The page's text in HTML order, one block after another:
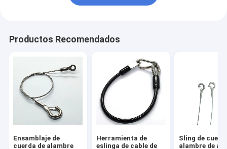
Productos Recomendados
Ensamblaje de
cuerda de alambre
Herramienta de
eslinga de cable de
Sling de
alambre de